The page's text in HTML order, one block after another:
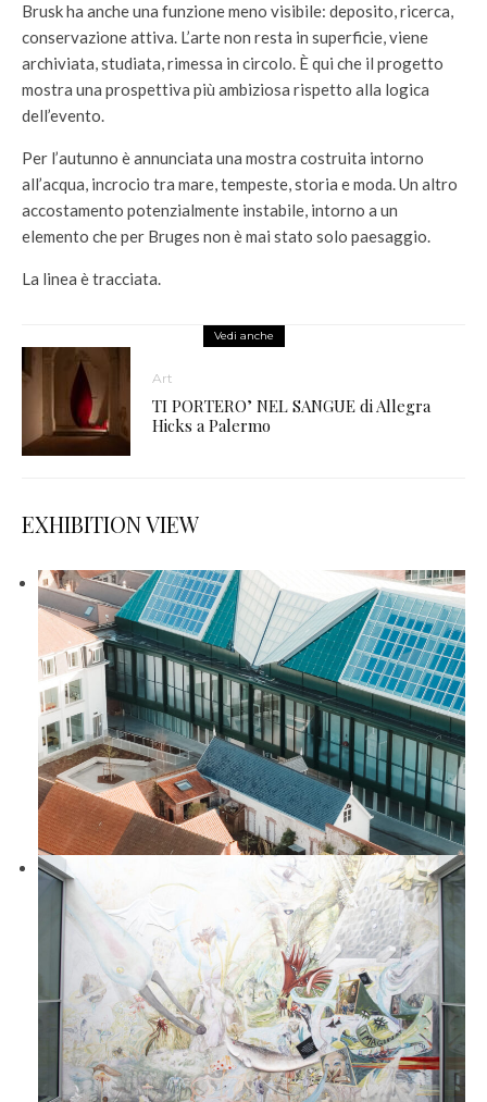
Brusk ha anche una funzione meno visibile: deposito, ricerca,
conservazione attiva. L’arte non resta in superficie, viene
archiviata, studiata, rimessa in circolo. È qui che il progetto
mostra una prospettiva più ambiziosa rispetto alla logica
dell’evento.
Per l’autunno è annunciata una mostra costruita intorno
all’acqua, incrocio tra mare, tempeste, storia e moda. Un altro
accostamento potenzialmente instabile, intorno a un
elemento che per Bruges non è mai stato solo paesaggio.
La linea è tracciata.
Vedi anche
Art
TI PORTERO’ NEL SANGUE di Allegra
Hicks a Palermo
EXHIBITION VIEW